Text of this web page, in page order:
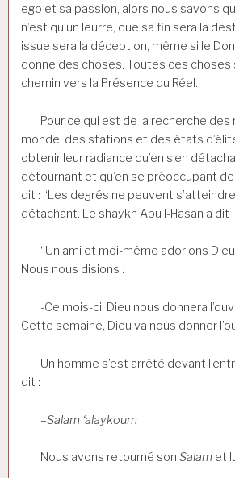
ego et sa passion, alors nous savons
n’est qu’un leurre, que sa fin sera la
issue sera la déception, même si le
donne des choses. Toutes ces
chemin vers la Présence du Réel.
Pour ce qui est de la recherche des
monde, des stations et des états
obtenir leur radiance qu’en s’en
détournant et qu’en se préoccupant de
dit : “Les degrés ne peuvent s’atteindre
détachant. Le shaykh Abu l-Hasan a dit :
“Un ami et moi-même adorions Dieu
Nous nous disions :
-Ce mois-ci, Dieu nous donnera
Cette semaine, Dieu va nous donner
Un homme s’est arrêté devant
dit :
–Salam ‘alaykoum !
Nous avons retourné son Salam et